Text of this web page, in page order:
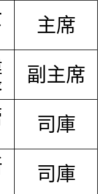
主席
副主席
司庫
司庫